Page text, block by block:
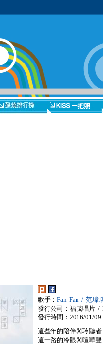
歌手： Fan Fan / 范瑋
發行公司：福茂唱片 /
發行時間：2016/01/09
這些年的陪伴與聆聽者
這一路的冷眼與喧嘩聲